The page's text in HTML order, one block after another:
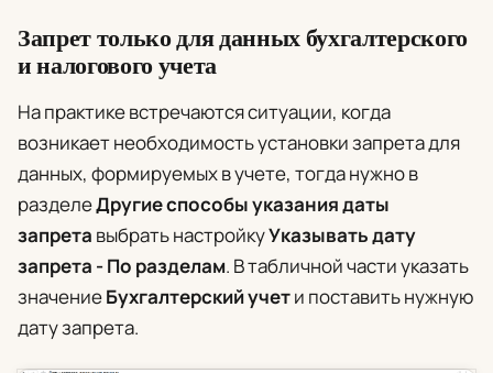
Запрет только для данных бухгалтерского
и налогового учета
На практике встречаются ситуации, когда
возникает необходимость установки запрета для
данных, формируемых в учете, тогда нужно в
разделеДругие способы указания даты
запрета выбрать настройкуУказывать дату
запрета - По разделам. В табличной части указать
значениеБухгалтерский учети поставить нужную
дату запрета.